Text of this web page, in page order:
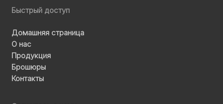
Быстрый доступ
Домашняя страница
О нас
Продукция
Брошюры
Контакты